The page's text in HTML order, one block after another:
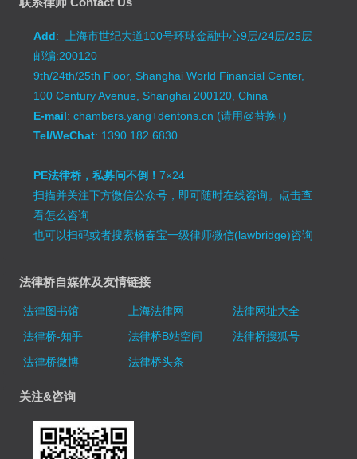
Add: 上海市世纪大道100号环球金融中心9层/24层/25层
邮编:200120
9th/24th/25th Floor, Shanghai World Financial Center,
100 Century Avenue, Shanghai 200120, China
E-mail: chambers.yang+dentons.cn (请用@替换+)
Tel/WeChat: 1390 182 6830
PE法律桥，私募问不倒！7×24
扫描并关注下方微信公众号，即可随时在线咨询。 点击查
看怎么咨询
也可以扫码或者搜索杨春宝一级律师微信(lawbridge)咨询
法律桥自媒体及友情链接
法律图书馆 上海法律网
法律网址大全
法律桥-知乎
法律桥B站空间
法律桥搜狐号
法律桥微博
法律桥头条
关注&咨询